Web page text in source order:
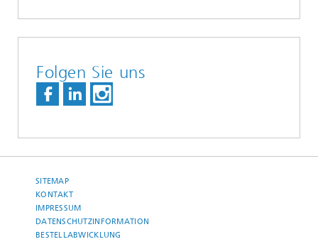
Folgen Sie uns
SITEMAP
KONTAKT
IMPRESSUM
DATENSCHUTZINFORMATION
BESTELLABWICKLUNG